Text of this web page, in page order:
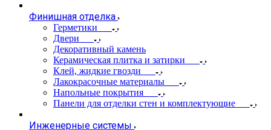
Финишная отделка
Герметики
Двери
Декоративный камень
Керамическая плитка и затирки
Клей, жидкие гвозди
Лакокрасочные материалы
Напольные покрытия
Панели для отделки стен и комплектующие
Инженерные системы